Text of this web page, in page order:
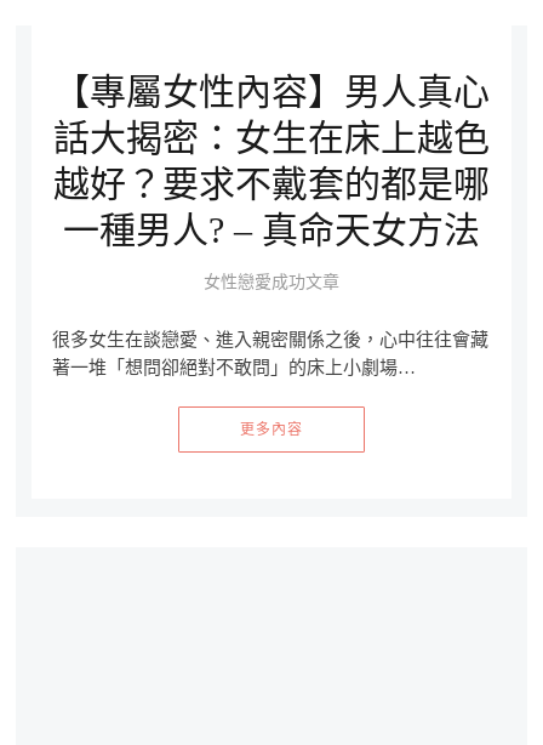
【專屬女性內容】男人真心
話大揭密：女生在床上越色
越好？要求不戴套的都是哪
一種男人? – 真命天女方法
女性戀愛成功文章
很多女生在談戀愛、進入親密關係之後，心中往往會藏
著一堆「想問卻絕對不敢問」的床上小劇場…
更多內容